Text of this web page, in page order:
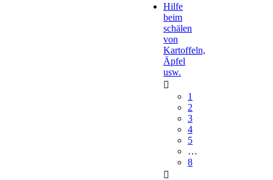
Hilfe
beim
schälen
von
Kartoffeln,
Äpfel
usw.
1
2
3
4
5
…
8